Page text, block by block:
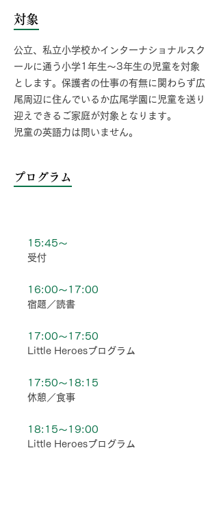
対象
公立、私立小学校かインターナショナルスク
ールに通う小学1年生〜3年生の児童を対象
とします。保護者の仕事の有無に関わらず広
尾周辺に住んでいるか広尾学園に児童を送り
迎えできるご家庭が対象となります。
児童の英語力は問いません。
プログラム
15:45〜
受付
16:00〜17:00
宿題／読書
17:00〜17:50
Little Heroesプログラム
17:50〜18:15
休憩／食事
18:15〜19:00
Little Heroesプログラム